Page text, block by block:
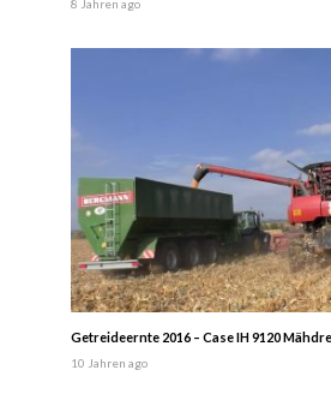
8 Jahren ago
Getreideernte 2016 – Case IH 9120
10 Jahren ago